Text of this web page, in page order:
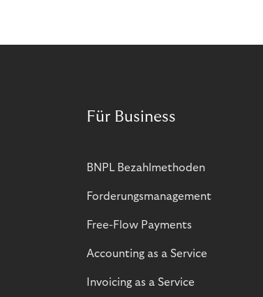
Für Business
BNPL Bezahlmethoden
Forderungsmanagement
Free-Flow Payments
Accounting as a Service
Invoicing as a Service